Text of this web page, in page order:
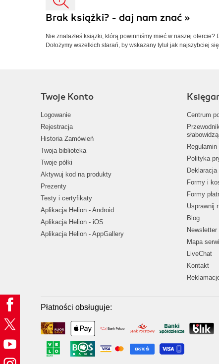
Brak książki? - daj nam znać »
Nie znalazłeś książki, którą powinniśmy mieć w naszej ofercie?
Dołożymy wszelkich starań, by wskazany tytuł jak najszybciej
Twoje Konto
Logowanie
Rejestracja
Historia Zamówień
Twoja biblioteka
Twoje półki
Aktywuj kod na produkty
Prezenty
Testy i certyfikaty
Aplikacja Helion - Android
Aplikacja Helion - iOS
Aplikacja Helion - AppGallery
Centrum
Polityka
Formy i
Formy
Usprawnij
Blog
Newsletter
Mapa
LiveChat
Kontakt
Płatności obsługuje: